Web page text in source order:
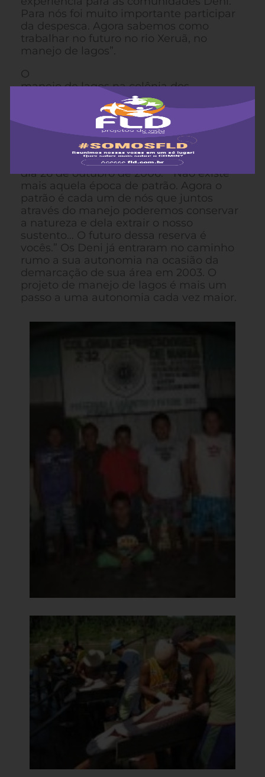
Para nós foi muito importante participar
da despesca. Agora sabemos como
trabalhar no futuro no rio Xeruã, no
manejo de lagos”.
O
manejo de lagos na colônia dos
pescadores Z 32 de Maraã na reserva de
desenvolvimento está dando muito certo.
O ex-presidente “Luisão” falou aos
associados reunidos na entrada dos lagos
durante a 1ª reunião para a pesca do
pirarucu no complexo do Lago Preto no
dia 26 de outubro de 2006: ” Não existe
mais aquela época de patrão. Agora o
patrão é cada um de nós que juntos
através do manejo poderemos conservar
a natureza e dela extrair o nosso
sustento… O futuro dessa reserva é
vocês.” Os Deni já entraram no caminho
rumo a sua autonomia na ocasião da
demarcação de sua área em 2003. O
projeto de manejo de lagos é mais um
passo a uma autonomia cada vez maior.